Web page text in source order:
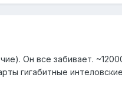
Он все забивает.
гигабитные